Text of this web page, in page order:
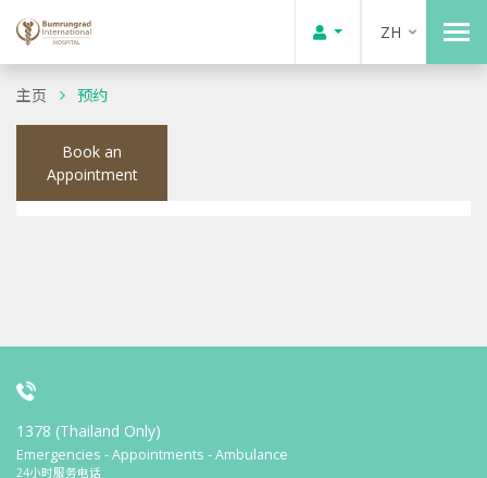
ZH
主页 预约
Book an
Appointment
1378 (Thailand Only)
Emergencies - Appointments - Ambulance
24小时服务电话